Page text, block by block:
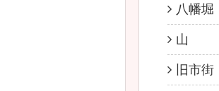
八幡堀
山
旧市街